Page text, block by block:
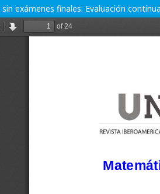
exámenes finales: Evaluación